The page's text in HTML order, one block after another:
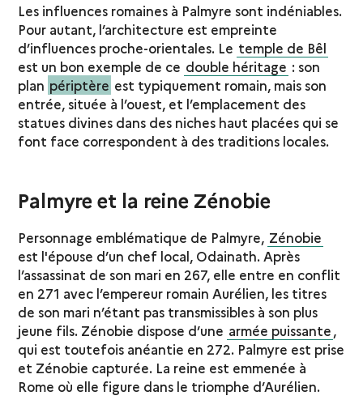
Les influences romaines à Palmyre sont indéniables.
Pour autant, l’architecture est empreinte
d’influences proche-orientales. Le temple de Bêl
est un bon exemple de ce double héritage : son
plan périptère est typiquement romain, mais son
entrée, située à l’ouest, et l’emplacement des
statues divines dans des niches haut placées qui se
font face correspondent à des traditions locales.
Palmyre et la reine Zénobie
Personnage emblématique de Palmyre, Zénobie
est l'épouse d’un chef local, Odainath. Après
l’assassinat de son mari en 267, elle entre en conflit
en 271 avec l’empereur romain Aurélien, les titres
de son mari n’étant pas transmissibles à son plus
jeune fils. Zénobie dispose d’une armée puissante,
qui est toutefois anéantie en 272. Palmyre est prise
et Zénobie capturée. La reine est emmenée à
Rome où elle figure dans le triomphe d’Aurélien.